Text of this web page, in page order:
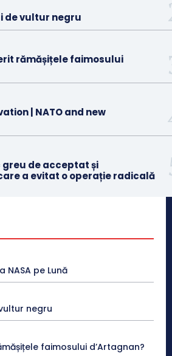
de vultur negru
rămășițele faimosului
| NATO and new
greu de acceptat și
a evitat o operație radicală
NASA pe Lună
negru
faimosului d’Artagnan?